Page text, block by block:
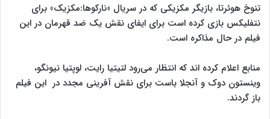
تنوخ هوئرتا، بازیگر مکزیکی که در سریال «نارکوها:مکزیک» برای
نتفلیکس بازی کرده است برای ایفای نقش یک ضد قهرمان در این
فیلم در حال مذاکره است.
منابع اعلام کرده اند که انتظار می‌رود لتیتیا رایت، لوپتیا نیونگو،
وینستون دوک و آنجلا باست برای نقش آفرینی مجدد در این فیلم
باز گردند.